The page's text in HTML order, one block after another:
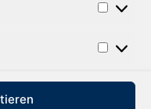
Weiter »